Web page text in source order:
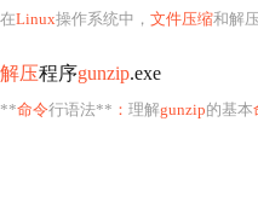
在Linux操作系统中， 文件压缩和解
解压程序gunzip.exe
**命令行语法** ： 理解gunzip的基本